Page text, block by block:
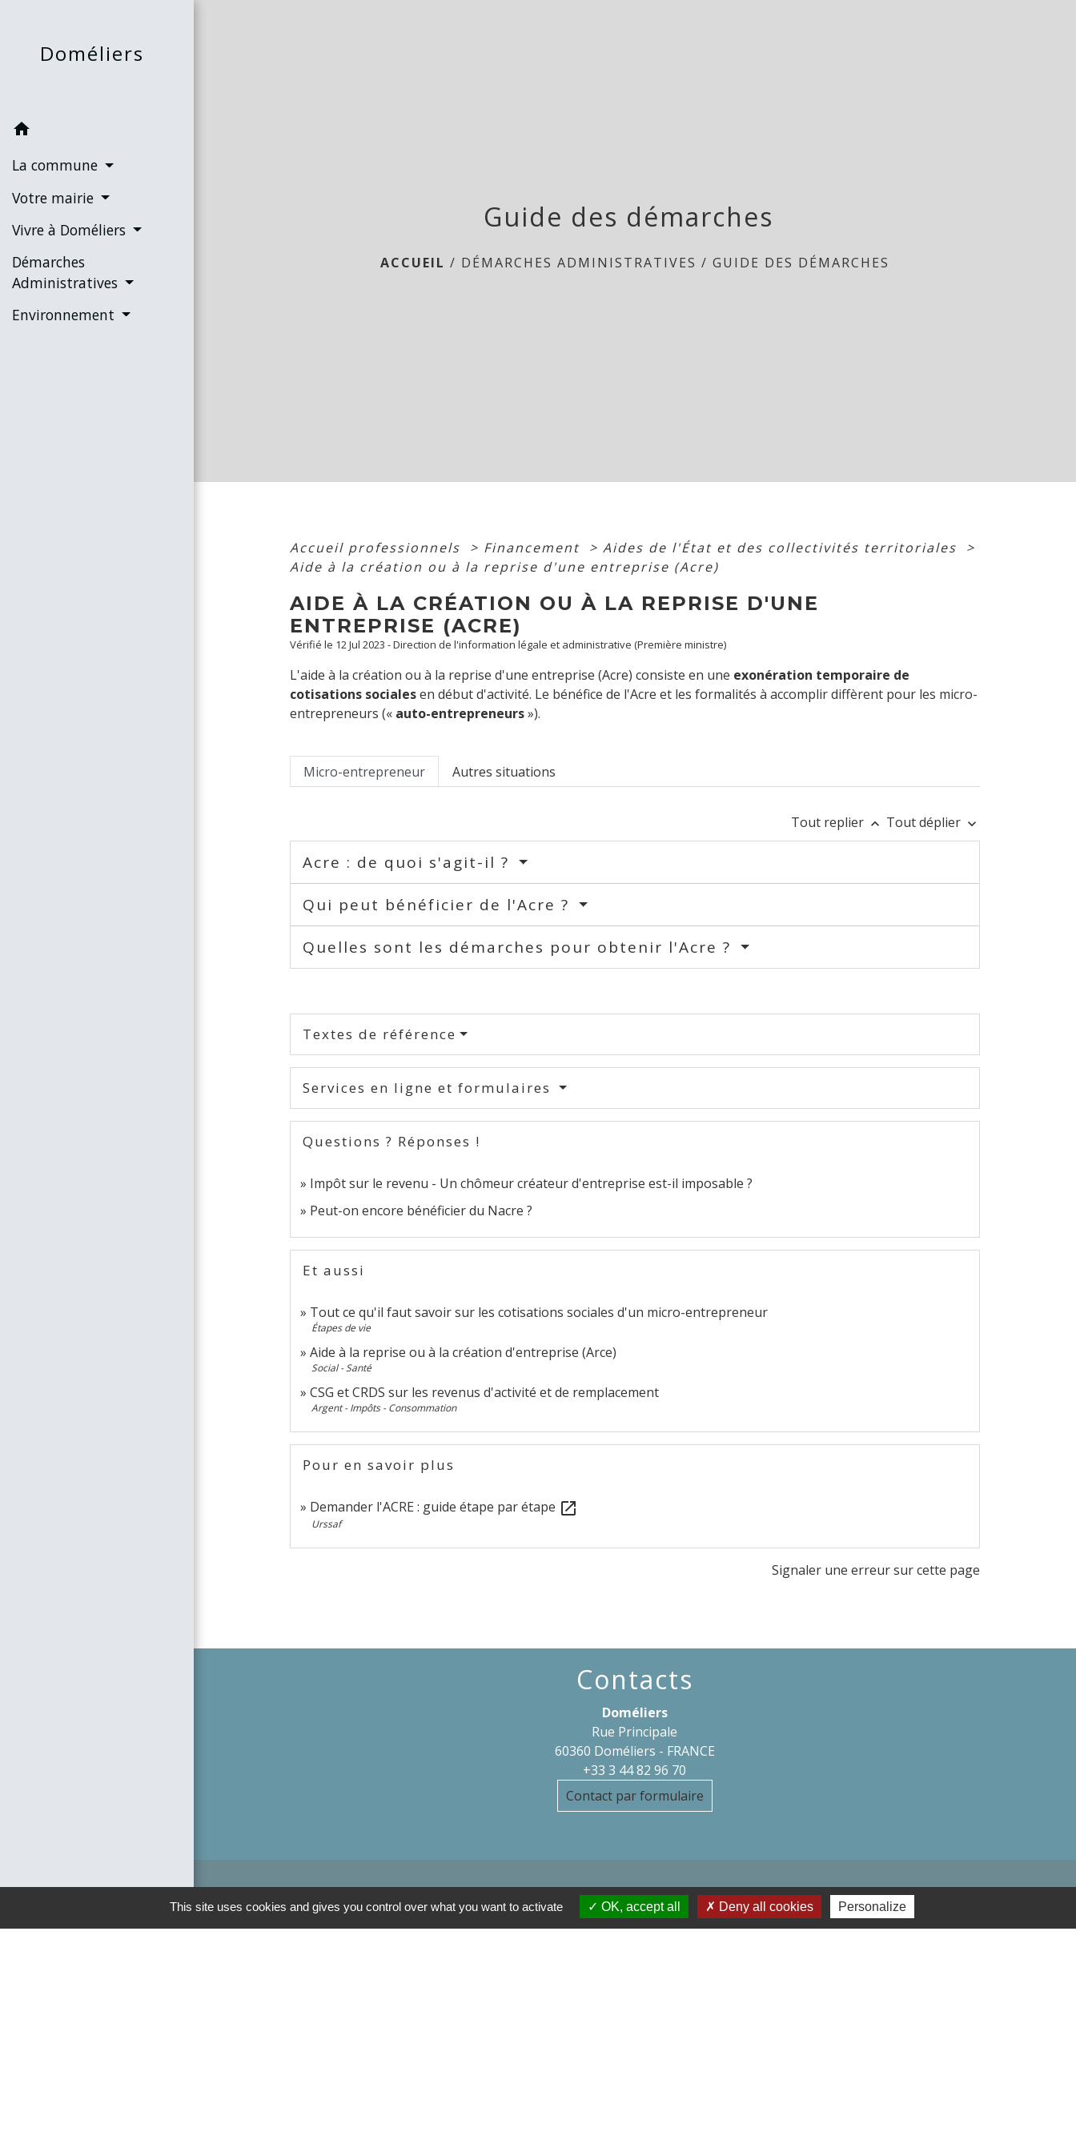
Doméliers
home
La commune
Votre mairie
Vivre à Doméliers
Démarches
Administratives
Environnement
Guide des démarches
ACCUEIL / DÉMARCHES ADMINISTRATIVES / GUIDE DES DÉMARCHES
Accueil professionnels > Financement > Aides de l'État et des collectivités territoriales
>
Aide à la création ou à la reprise d'une entreprise (Acre)
AIDE À LA CRÉATION OU À LA REPRISE D'UNE
ENTREPRISE (ACRE)
Vérifié le 12 Jul 2023 - Direction de l'information légale et administrative (Première ministre)
L'aide à la création ou à la reprise d'une entreprise (Acre) consiste en une exonération temporaire de
cotisations socialesen début d'activité. Le bénéfice de l'Acre et les formalités à accomplir diffèrent pour les micro-
entrepreneurs (« auto-entrepreneurs»).
Micro-entrepreneur Autres situations
Tout replier keyboard_arrow_up Tout déplier keyboard_arrow_down
Acre : de quoi s'agit-il ?
Qui peut bénéficier de l'Acre ?
Quelles sont les démarches pour obtenir l'Acre ?
Textes de référence
Services en ligne et formulaires
Questions ? Réponses !
Impôt sur le revenu - Un chômeur créateur d'entreprise est-il imposable ?
Peut-on encore bénéficier du Nacre ?
Et aussi
Tout ce qu'il faut savoir sur les cotisations sociales d'un micro-entrepreneur
Étapes de vie
Aide à la reprise ou à la création d'entreprise (Arce)
Social - Santé
CSG et CRDS sur les revenus d'activité et de remplacement
Argent - Impôts - Consommation
Pour en savoir plus
Demander l'ACRE : guide étape par étape open_in_new
Urssaf
Signaler une erreur sur cette page
Contacts
Doméliers
Rue Principale
60360 Doméliers - FRANCE
+33 3 44 82 96 70
Contact par formulaire
Liens
This site uses cookies and gives you control over what you want to activate OK, accept all Deny all cookies Personalize